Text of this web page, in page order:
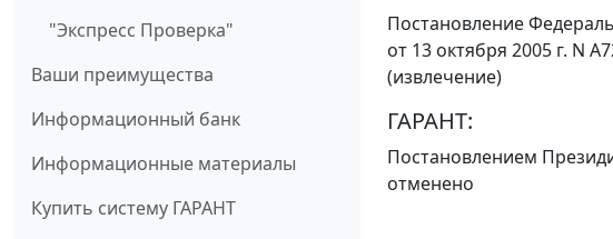
"Экспресс Проверка"
Ваши преимущества
Информационный банк
Информационные материалы
Купить систему ГАРАНТ
Постановление
от 13 октября 2005 г. N
(извлечение)
ГАРАНТ:
Постановлением
отменено